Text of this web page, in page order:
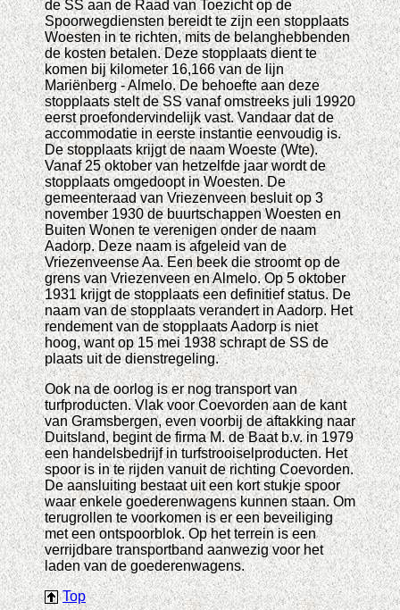
de SS aan de Raad van Toezicht op de
Spoorwegdiensten bereidt te zijn een stopplaats
Woesten in te richten, mits de belanghebbenden
de kosten betalen. Deze stopplaats dient te
komen bij kilometer 16,166 van de lijn
Mariënberg - Almelo. De behoefte aan deze
stopplaats stelt de SS vanaf omstreeks juli 19920
eerst proefondervindelijk vast. Vandaar dat de
accommodatie in eerste instantie eenvoudig is.
De stopplaats krijgt de naam Woeste (Wte).
Vanaf 25 oktober van hetzelfde jaar wordt de
stopplaats omgedoopt in Woesten. De
gemeenteraad van Vriezenveen besluit op 3
november 1930 de buurtschappen Woesten en
Buiten Wonen te verenigen onder de naam
Aadorp. Deze naam is afgeleid van de
Vriezenveense Aa. Een beek die stroomt op de
grens van Vriezenveen en Almelo. Op 5 oktober
1931 krijgt de stopplaats een definitief status. De
naam van de stopplaats verandert in Aadorp. Het
rendement van de stopplaats Aadorp is niet
hoog, want op 15 mei 1938 schrapt de SS de
plaats uit de dienstregeling.
Ook na de oorlog is er nog transport van
turfproducten. Vlak voor Coevorden aan de kant
van Gramsbergen, even voorbij de aftakking naar
Duitsland, begint de firma M. de Baat b.v. in 1979
een handelsbedrijf in turfstrooiselproducten. Het
spoor is in te rijden vanuit de richting Coevorden.
De aansluiting bestaat uit een kort stukje spoor
waar enkele goederenwagens kunnen staan. Om
terugrollen te voorkomen is er een beveiliging
met een ontspoorblok. Op het terrein is een
verrijdbare transportband aanwezig voor het
laden van de goederenwagens.
Top